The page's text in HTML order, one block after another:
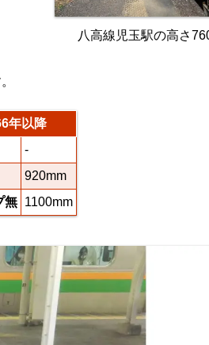
八高線児玉駅の高さ
年以降
-
920mm
無 1100mm